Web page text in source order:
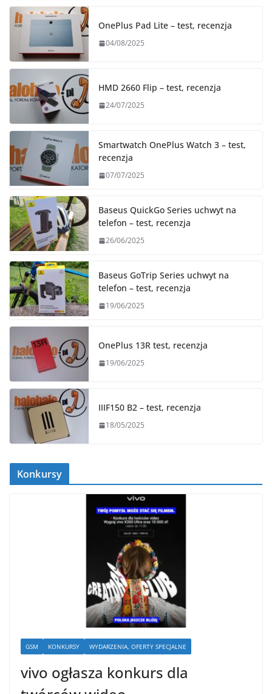
OnePlus Pad Lite – test, recenzja
04/08/2025
HMD 2660 Flip – test, recenzja
24/07/2025
Smartwatch OnePlus Watch 3 – test,
recenzja
07/07/2025
Baseus QuickGo Series uchwyt na
telefon – test, recenzja
26/06/2025
Baseus GoTrip Series uchwyt na
telefon – test, recenzja
19/06/2025
OnePlus 13R test, recenzja
19/06/2025
IIIF150 B2 – test, recenzja
18/05/2025
Konkursy
GSM KONKURSY WYDARZENIA, OFERTY SPECJALNE
vivo ogłasza konkurs dla